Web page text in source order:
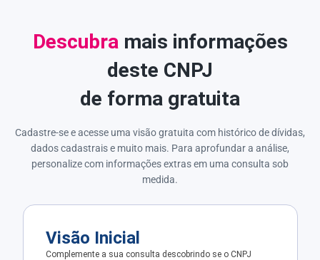
Descubramais informações
deste CNPJ
de forma gratuita
Cadastre-se e acesse uma visão gratuita com histórico de dívidas,
dados cadastrais e muito mais. Para aprofundar a análise,
personalize com informações extras em uma consulta sob
medida.
Visão Inicial
Complemente a sua consulta descobrindo se o CNPJ